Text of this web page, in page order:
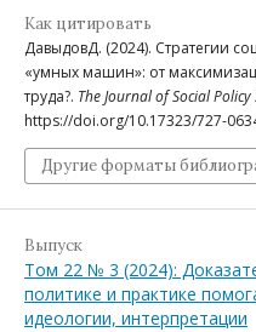
Как цитировать
ДавыдовД. (2024). Стратегии
«умных машин»: от
труда?. The Journal of Social Policy
https://doi.org/10.17323/727-
Другие форматы
Выпуск
Том 22 № 3 (2024):
политике и практике
идеологии, интерпретации